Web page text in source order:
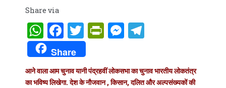
Share via
WhatsApp
Facebook
Twitter
PrintFriendly
Messenger
Share
आने वाला आम चुनाव यानी पंद्रहवीं लोकसभा का चुनाव भारतीय लोकतंत्र
का भविष्य लिखेगा. देश के नौजवान , किसान, दलित और अल्पसंख्यकों की